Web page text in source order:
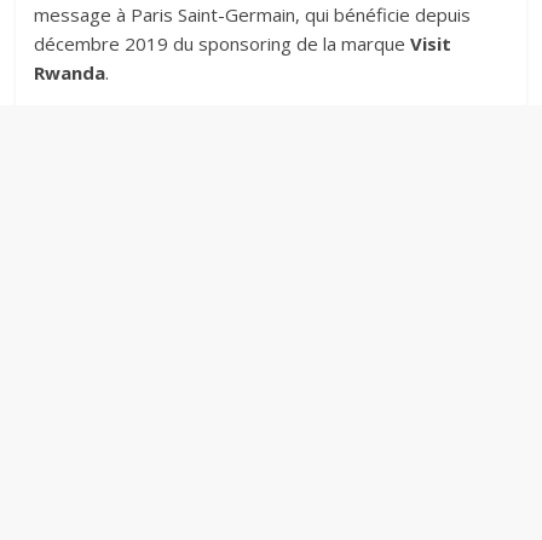
message à Paris Saint-Germain, qui bénéficie depuis
décembre 2019 du sponsoring de la marqueVisit
Rwanda.